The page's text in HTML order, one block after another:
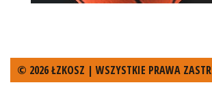
© 2026 ŁZKOSZ | WSZYSTKIE PRAWA